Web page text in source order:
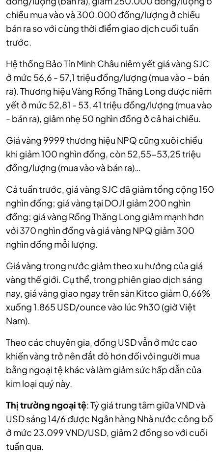
chiều mua vào và 300.000 đồng/lượng ở chiều
bán ra so với cùng thời điểm giao dịch cuối tuần
trước.
Hệ thống Bảo Tín Minh Châu niêm yết giá vàng SJC
ở mức 56,6 - 57,1 triệu đồng/lượng (mua vào – bán
ra). Thương hiệu Vàng Rồng Thăng Long được niêm
yết ở mức 52,81 - 53, 41 triệu đồng/lượng (mua vào
- bán ra), giảm nhẹ 50 nghìn đồng ở cả hai chiều.
Giá vàng 9999 thương hiệu NPQ cũng xuôi chiều
khi giảm 100 nghìn đồng, còn 52,55-53,25 triệu
đồng/lượng (mua vào và bán ra)…
Cả tuần trước, giá vàng SJC đã giảm tổng cộng 150
nghìn đồng; giá vàng tại DOJI giảm 200 nghìn
đồng; giá vàng Rồng Thăng Long giảm mạnh hơn
với 370 nghìn đồng và giá vàng NPQ giảm 300
nghìn đồng mỗi lượng.
Giá vàng trong nước giảm theo xu hướng của giá
vàng thế giới. Cụ thể, trong phiên giao dịch sáng
nay, giá vàng giao ngay trên sàn Kitco giảm 0,66%
xuống 1.865 USD/ounce vào lúc 9h30 (giờ Việt
Nam).
Theo các chuyên gia, đồng USD vẫn ở mức cao
khiến vàng trở nên đắt đỏ hơn đối với người mua
bằng ngoại tệ khác và làm giảm sức hấp dẫn của
kim loại quý này.
Thị trường ngoại tệ: Tỷ giá trung tâm giữa VND và
USD sáng 14/6 được Ngân hàng Nhà nước công bố
ở mức 23.099 VND/USD, giảm 2 đồng so với cuối
tuần qua.